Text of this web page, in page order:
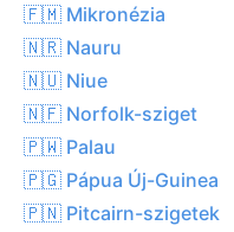
🇫🇲 Mikronézia
🇳🇷 Nauru
🇳🇺 Niue
🇳🇫 Norfolk-sziget
🇵🇼 Palau
🇵🇬 Pápua Új-Guinea
🇵🇳 Pitcairn-szigetek